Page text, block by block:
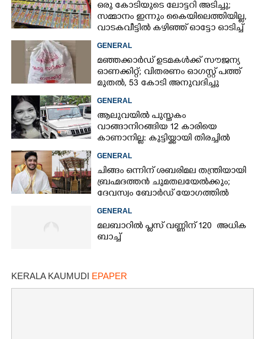
ഒരു കോടിയുടെ ലോട്ടറി അടിച്ചു;
സമ്മാനം ഇന്നും കൈയിലെത്തിയില്ല,
വാടകവീട്ടിൽ കഴിഞ്ഞ് ഓട്ടോ ഓടിച്ച്
73കാരൻ
GENERAL
മഞ്ഞക്കാർഡ് ഉടമകൾക്ക് സൗജന്യ
ഓണക്കിറ്റ്; വിതരണം ഓഗസ്റ്റ് പത്ത്
മുതൽ, 53 കോടി അനുവദിച്ചു
GENERAL
ആലുവയിൽ പുസ്തകം
വാങ്ങാനിറങ്ങിയ 12 കാരിയെ
കാണാനില്ല: കുട്ടിയ്ക്കായി തിരച്ചിൽ
GENERAL
ചിങ്ങം ഒന്നിന് ശബരിമല തന്ത്രിയായി
ബ്രഹ്മദത്തൻ ചുമതലയേൽക്കും;
ദേവസ്വം ബോർഡ് യോഗത്തിൽ
തീരുമാനം
GENERAL
മലബാറിൽ പ്ലസ് വണ്ണിന് 120 അധിക
ബാച്ച്
KERALA KAUMUDI EPAPER